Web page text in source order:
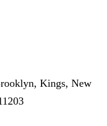
Kings, New